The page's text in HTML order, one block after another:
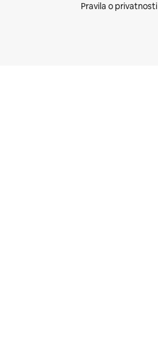
Pravila o privatnosti